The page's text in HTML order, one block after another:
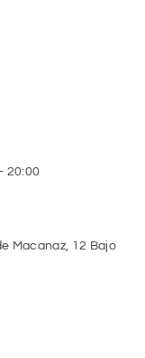
20:00
Macanaz, 12 Bajo